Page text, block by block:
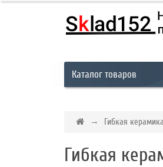
Каталогтоваров
Гибкая керамика
Гибкая